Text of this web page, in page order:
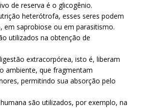
de reserva é o glicogênio.
heterótrofa, esses seres podem
em saprobiose ou em parasitismo.
utilizados na obtenção de
extracorpórea, isto é, liberam
ambiente, que fragmentam
permitindo sua absorção pelo
são utilizados, por exemplo, na